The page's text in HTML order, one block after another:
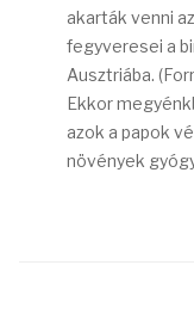
akarták venni
fegyveresei a
Ausztriába.
Ekkor
azok a papok
növények